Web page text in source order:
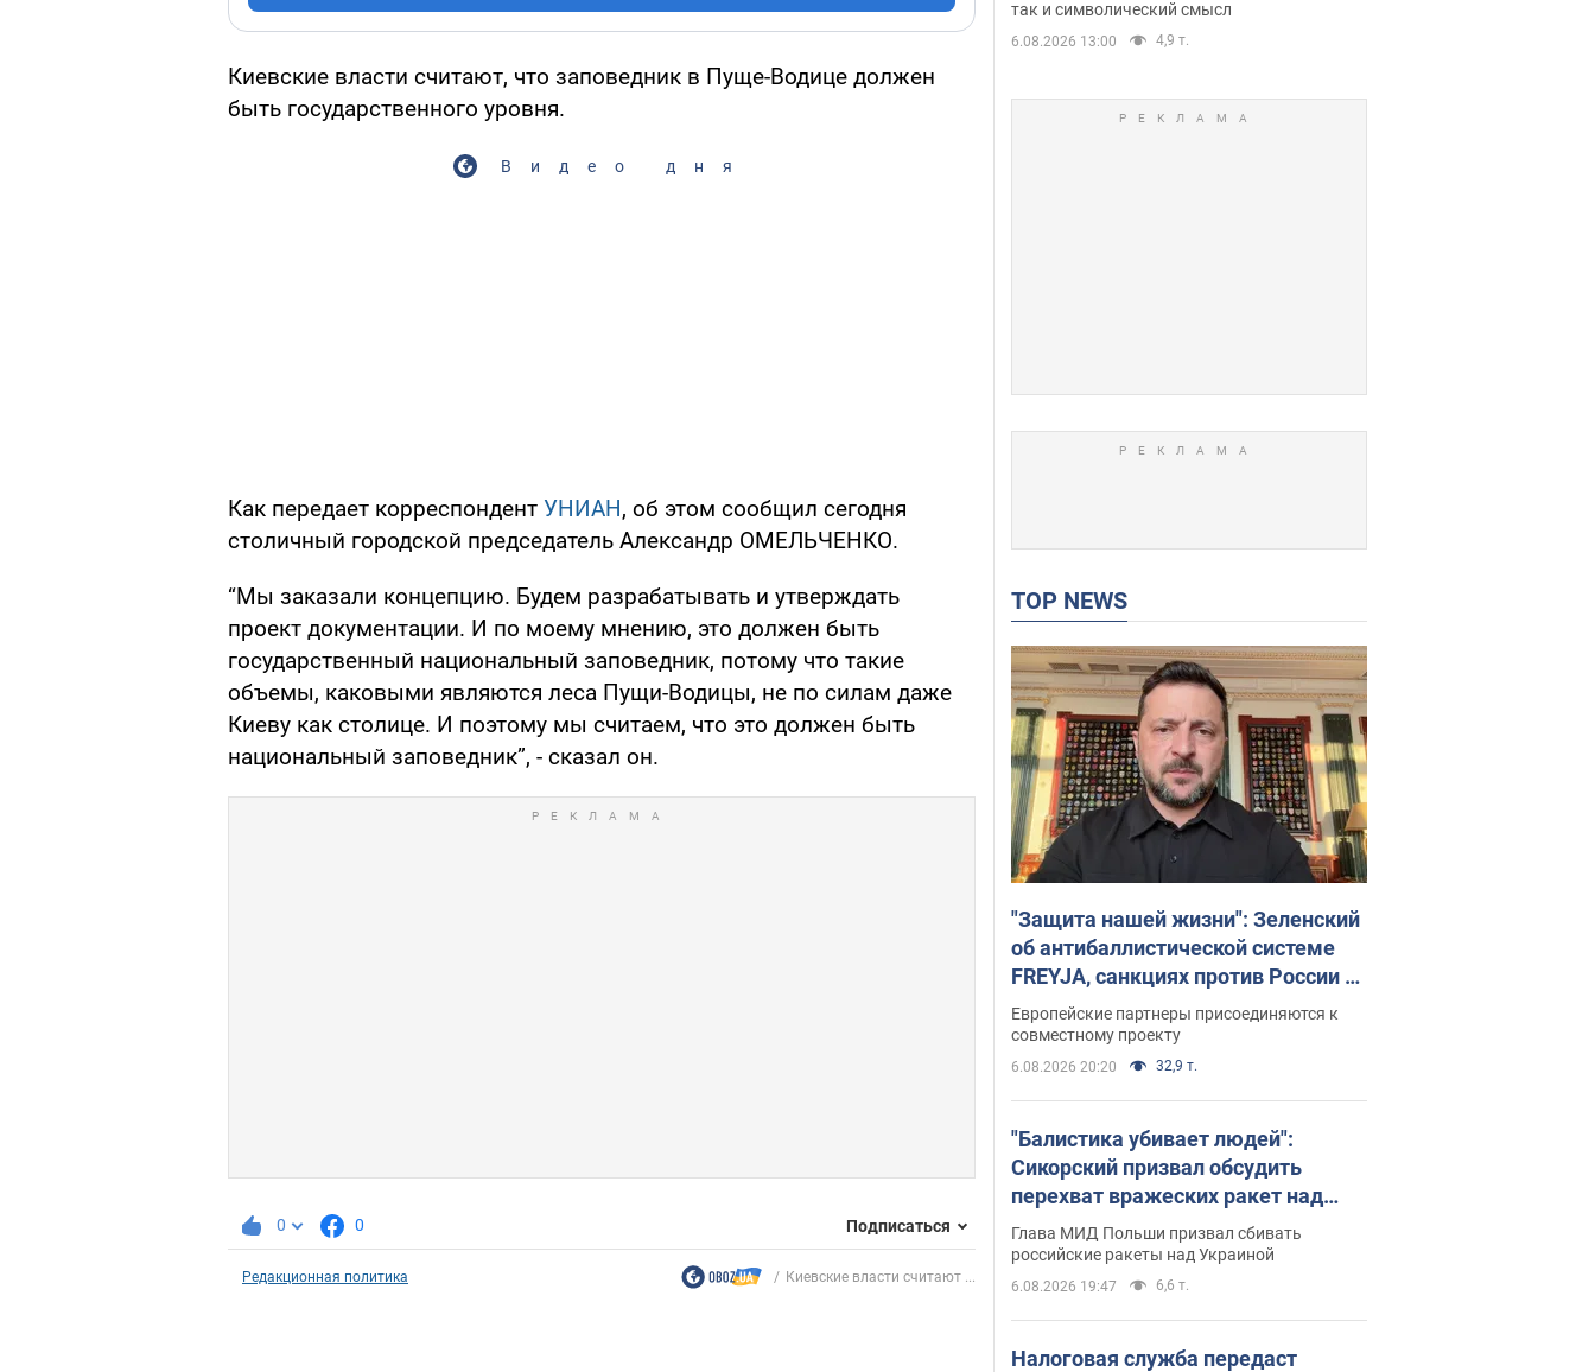
Киевские власти считают, что заповедник в Пуще-Водице должен
быть государственного уровня.
Видео дня
Как передает корреспондент УНИАН, об этом сообщил сегодня
столичный городской председатель Александр ОМЕЛЬЧЕНКО.
“Мы заказали концепцию. Будем разрабатывать и утверждать
проект документации. И по моему мнению, это должен быть
государственный национальный заповедник, потому что такие
объемы, каковыми являются леса Пущи-Водицы, не по силам даже
Киеву как столице. И поэтому мы считаем, что это должен быть
национальный заповедник”, - сказал он.
0 0 Подписаться
Редакционная политика Киевские власти считают ...
так и символический смысл
6.08.2026 13:00 4,9 т.
TOP NEWS
"Защита нашей жизни": Зеленский
об антибаллистической системе
FREYJA, санкциях против России и
поддержке аграриев. Видео
Европейские партнеры присоединяются к
совместному проекту
6.08.2026 20:20 32,9 т.
"Балистика убивает людей":
Сикорский призвал обсудить
перехват вражеских ракет над
Украиной
Глава МИД Польши призвал сбивать
российские ракеты над Украиной
6.08.2026 19:47 6,6 т.
Налоговая служба передаст